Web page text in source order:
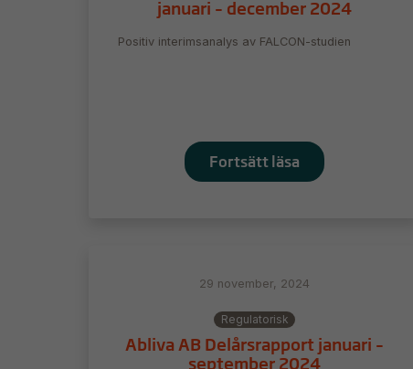
januari – december 2024
Positiv interimsanalys av FALCON-studien
Fortsätt läsa
29 november, 2024
Regulatorisk
Abliva AB Delårsrapport januari –
september 2024